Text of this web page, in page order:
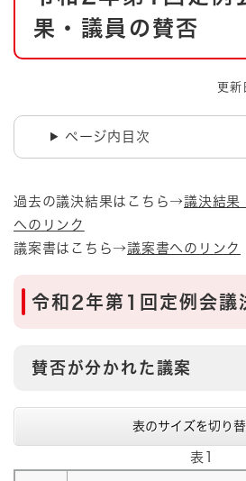
果・議員の賛否
更新
ページ内目次
過去の議決結果はこちら→議決結果
へのリンク
議案書はこちら→議案書へのリンク
令和2年第1回定例会議
賛否が分かれた議案
表のサイズを切り
表1